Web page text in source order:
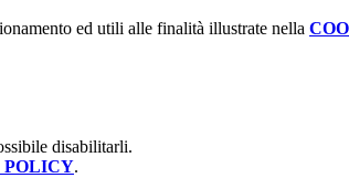
ed utili alle finalità illustrate nella
disabilitarli.
POLICY.